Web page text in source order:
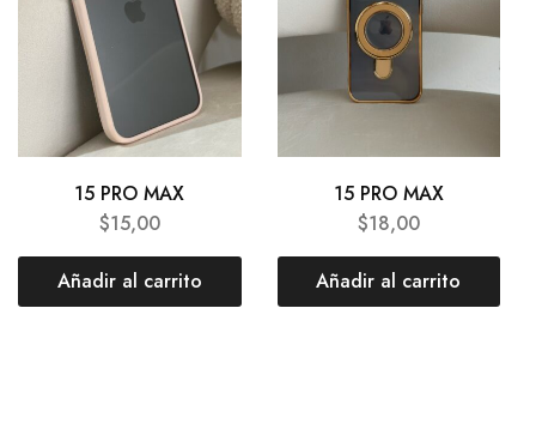
15 PRO MAX
$15,00
Añadir al carrito
15 PRO MAX
$18,00
Añadir al carrito